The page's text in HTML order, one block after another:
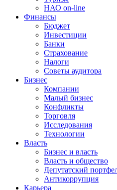
НАО on-line
Финансы
Бюджет
Инвестиции
Банки
Страхование
Налоги
Советы аудитора
Бизнес
Компании
Малый бизнес
Конфликты
Торговля
Исследования
Технологии
Власть
Бизнес и власть
Власть и общество
Депутатский
Антикоррупция
Карьера